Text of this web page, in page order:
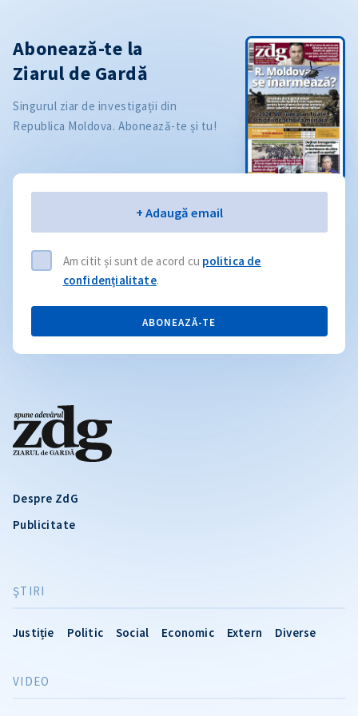
Despre ZdG
Publicitate
ŞTIRI
Justiție Politic Social Economic Extern Diverse
VIDEO
Abonează-te la
Ziarul de Gardă
Singurul ziar de investigații din
Republica Moldova. Abonează-te și tu!
+ Adaugă email
Am citit și sunt de acord cu politica de
confidențialitate.
ABONEAZĂ-TE